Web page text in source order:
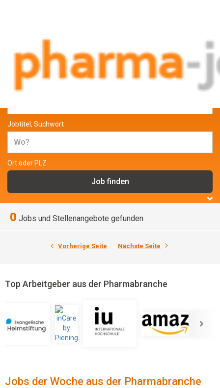
Jobs und Stellenangebote aus der
Pharmabranche
Jobtitel, Suchwort
Ort oder PLZ
0 Jobs und Stellenangebote gefunden
Vorherige Seite Nächste Seite
Top Arbeitgeber aus der Pharmabranche
Jobs der Woche aus der Pharmabranche